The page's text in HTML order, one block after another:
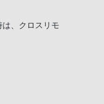
、クロスリモ